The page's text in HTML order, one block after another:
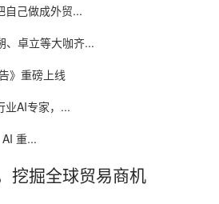
自己做成外贸...
、卓立等大咖齐...
》重磅上线
业AI专家，...
重...
挖掘全球贸易商机